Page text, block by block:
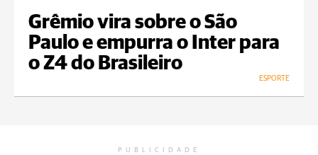
Grêmio vira sobre o São
Paulo e empurra o Inter para
o Z4 do Brasileiro
ESPORTE
PUBLICIDADE